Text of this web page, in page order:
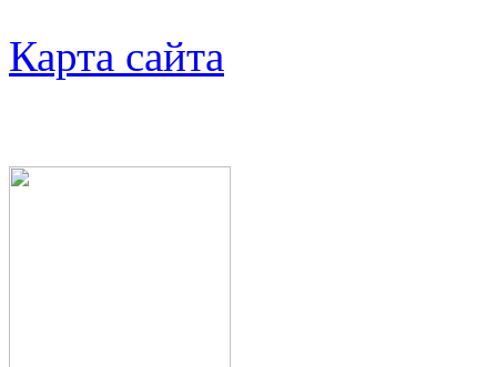
Карта сайта